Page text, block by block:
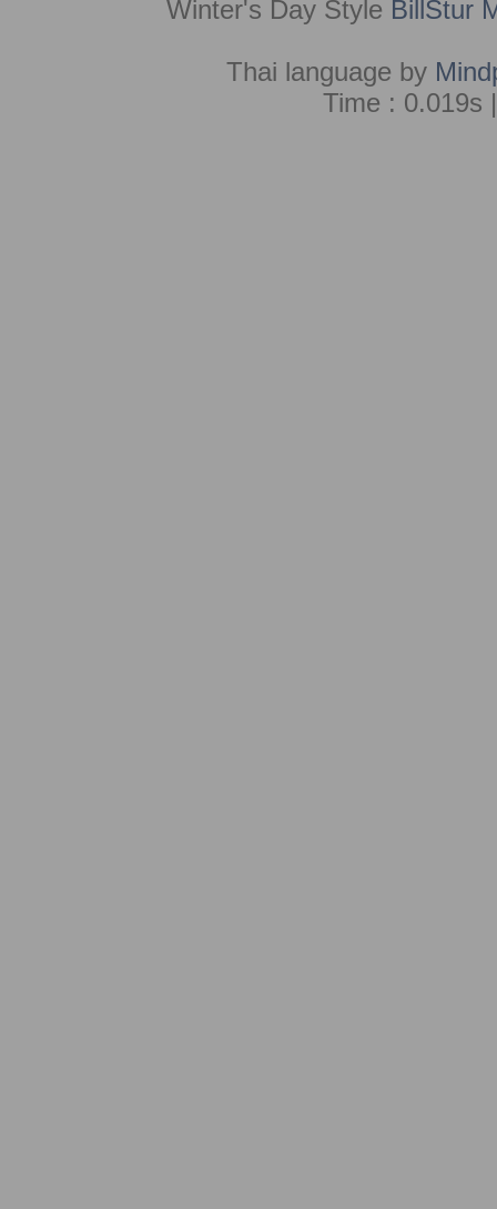
Winter's Day Style BillStur
Thai language by
Time : 0.019s